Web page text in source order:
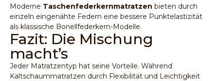
Moderne Taschenfederkernmatratzen bieten durch
einzeln eingenähte Federn eine bessere Punktelastizität
als klassische Bonellfederkern-Modelle.
Fazit: Die Mischung
macht’s
Jeder Matratzentyp hat seine Vorteile. Während
Kaltschaummatratzen durch Flexibilität und Leichtigkeit